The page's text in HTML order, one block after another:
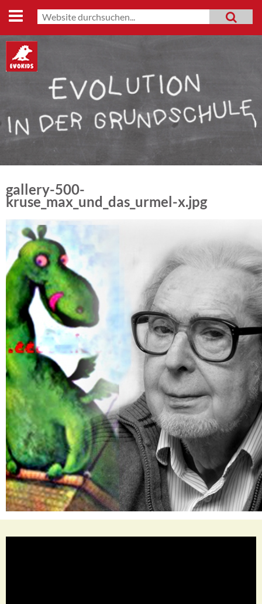
Start
Lehrmaterialien
Evo-Shop
Mitmachen
Datenschutz
Impressum
MENU
gallery-500-
kruse_max_und_das_urmel-x.jpg
Suchformular
Suche